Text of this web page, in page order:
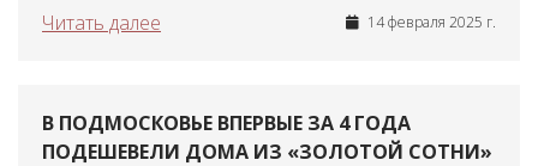
Читать далее 14 февраля 2025 г.
В ПОДМОСКОВЬЕ ВПЕРВЫЕ ЗА 4 ГОДА
ПОДЕШЕВЕЛИ ДОМА ИЗ «ЗОЛОТОЙ СОТНИ»